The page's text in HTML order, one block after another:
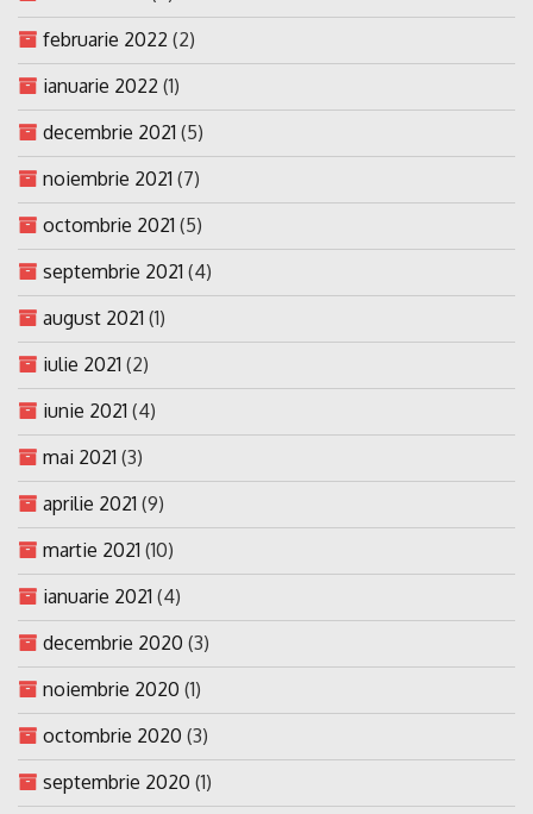
februarie 2022 (2)
ianuarie 2022 (1)
decembrie 2021 (5)
noiembrie 2021 (7)
octombrie 2021 (5)
septembrie 2021 (4)
august 2021 (1)
iulie 2021 (2)
iunie 2021 (4)
mai 2021 (3)
aprilie 2021 (9)
martie 2021 (10)
ianuarie 2021 (4)
decembrie 2020 (3)
noiembrie 2020 (1)
octombrie 2020 (3)
septembrie 2020 (1)